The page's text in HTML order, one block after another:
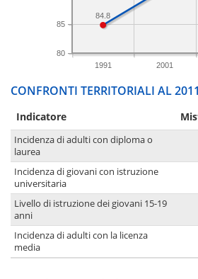
1991 2001
80
85
84.8
CONFRONTI TERRITORIALI AL 2011
Indicatore
Incidenza di adulti con diploma o
laurea
Incidenza di giovani con istruzione
universitaria
Livello di istruzione dei giovani 15-19
anni
Incidenza di adulti con la licenza
media